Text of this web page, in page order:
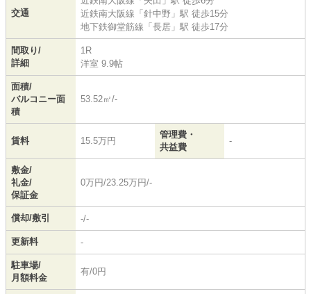
交通
近鉄南大阪線 「針中野 」駅 徒歩15分
地下鉄御堂筋線 「長居 」駅 徒歩17分
間取り/
詳細
1R
洋室 9.9帖
面積/
バルコニー面
積
53.52㎡/-
賃料 15.5万円
管理費・
共益費
-
敷金/
礼金/
保証金
0万円/23.25万円/-
償却/敷引 -/-
更新料 -
駐車場/
月額料金
有/0円